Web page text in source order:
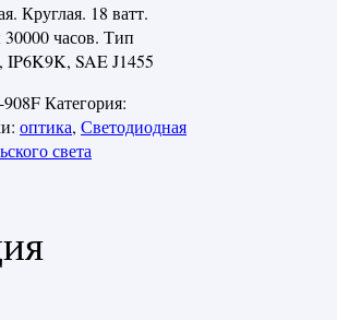
Круглая. 18 ватт.
часов. Тип
IP6K9K, SAE J1455
Категория:
оптика, Светодиодная
света